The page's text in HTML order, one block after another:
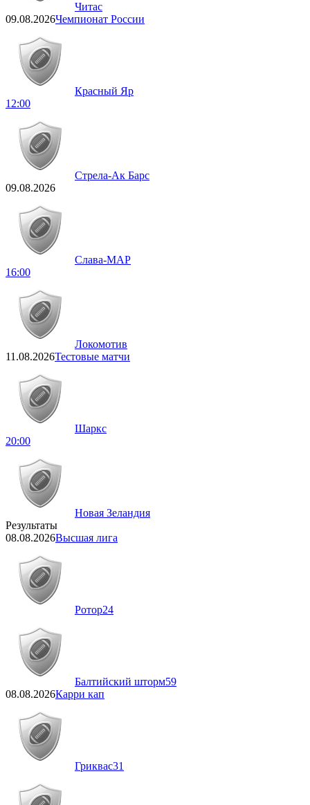
Читас
09.08.2026Чемпионат России
Красный Яр
12:00
Стрела-Ак Барс
09.08.2026
Слава-МАР
16:00
Локомотив
11.08.2026Тестовые матчи
Шаркс
20:00
Новая Зеландия
Результаты
08.08.2026Высшая лига
Ротор24
Балтийский шторм59
08.08.2026Карри кап
Гриквас31